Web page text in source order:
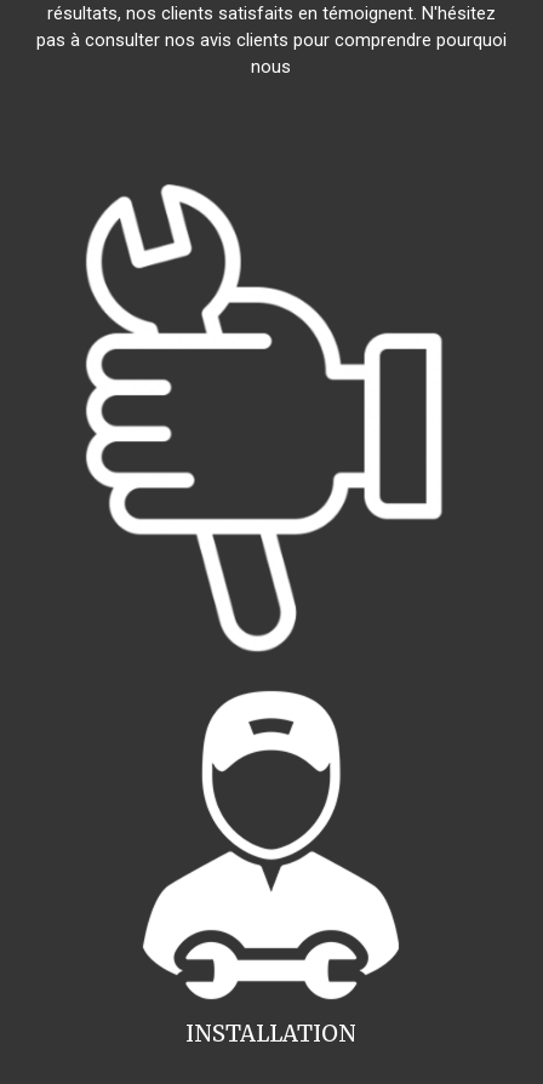
résultats, nos clients satisfaits en témoignent. N'hésitez
pas à consulter nos avis clients pour comprendre pourquoi
nous
INSTALLATION